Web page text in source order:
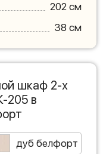
202 см
38 см
шкаф 2-х
205 в
дуб белфорт